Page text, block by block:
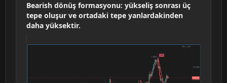
Bearish dönüş formasyonu: yükseliş sonrası üç
tepe oluşur ve ortadaki tepe yanlardakinden
daha yüksektir.